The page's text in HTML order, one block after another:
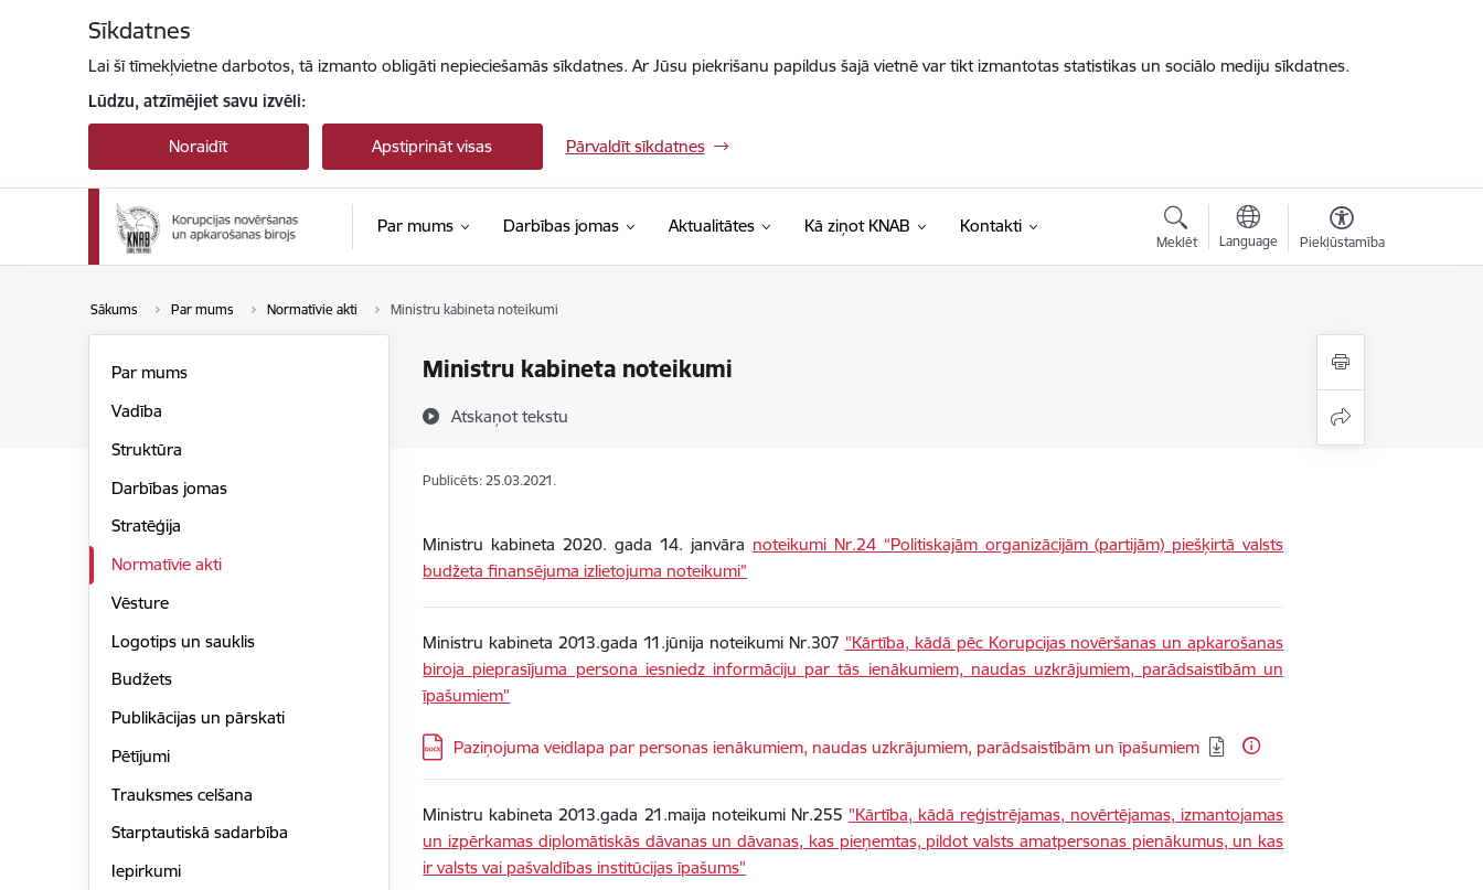
Sīkdatnes
Lai šī tīmekļvietne darbotos, tā izmanto obligāti nepieciešamās sīkdatnes. Ar Jūsu piekrišanu papildus šajā vietnē var tikt izmantotas statistikas un sociālo mediju sīkdatnes.
Lūdzu, atzīmējiet savu izvēli:
Noraidīt Apstiprināt visas Pārvaldīt sīkdatnes
Par mums Darbības jomas Aktualitātes Kā ziņot KNAB Kontakti
Meklēt Language Piekļūstamība
Sākums Par mums Normatīvie akti Ministru kabineta noteikumi
Ministru kabineta noteikumi
Atskaņot tekstu
Par mums
Vadība
Struktūra
Darbības jomas
Stratēģija
Normatīvie akti
Vēsture
Logotips un sauklis
Budžets
Publikācijas un pārskati
Pētījumi
Trauksmes celšana
Starptautiskā sadarbība
Iepirkumi
Publicēts: 25.03.2021.
Ministru kabineta 2020. gada 14. janvāra noteikumi Nr.24 “Politiskajām organizācijām (partijām) piešķirtā valsts
budžeta finansējuma izlietojuma noteikumi”
Ministru kabineta 2013.gada 11.jūnija noteikumi Nr.307 "Kārtība, kādā pēc Korupcijas novēršanas un apkarošanas
biroja pieprasījuma persona iesniedz informāciju par tās ienākumiem, naudas uzkrājumiem, parādsaistībām un
īpašumiem"
Lejupielādēt:
Paziņojuma veidlapa par personas ienākumiem, naudas uzkrājumiem, parādsaistībām un īpašumiem
Ministru kabineta 2013.gada 21.maija noteikumi Nr.255 "Kārtība, kādā reģistrējamas, novērtējamas, izmantojamas
un izpērkamas diplomātiskās dāvanas un dāvanas, kas pieņemtas, pildot valsts amatpersonas pienākumus, un kas
ir valsts vai pašvaldības institūcijas īpašums"